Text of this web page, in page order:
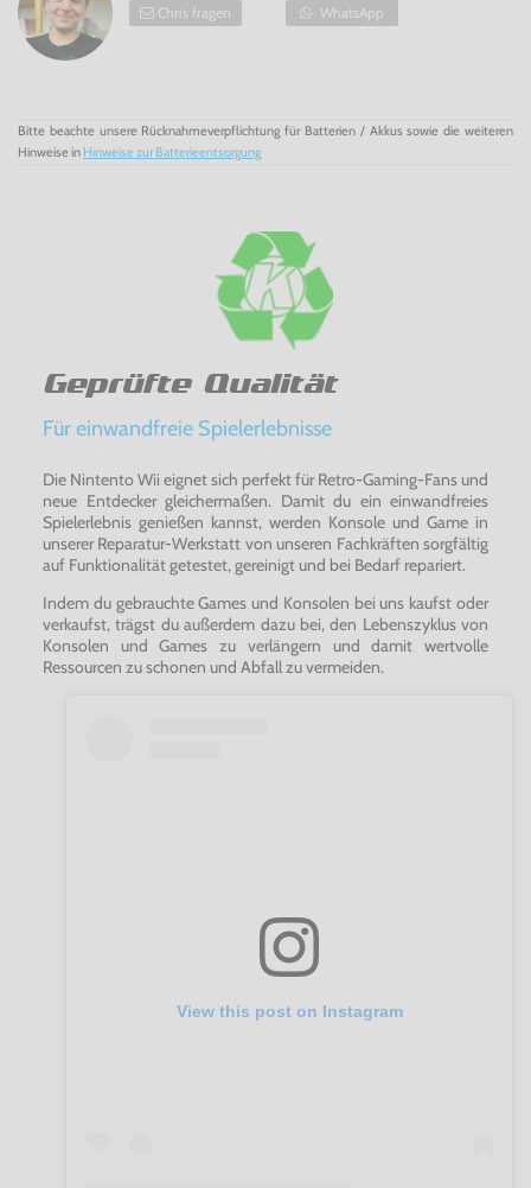
Chris fragen WhatsApp
Bitte beachte unsere Rücknahmeverpflichtung für Batterien / Akkus sowie die weiteren
Hinweise in Hinweise zur Batterieentsorgung
Geprüfte Qualität
Für einwandfreie Spielerlebnisse
Die Nintento Wii eignet sich perfekt für Retro-Gaming-Fans und
neue Entdecker gleichermaßen. Damit du ein einwandfreies
Spielerlebnis genießen kannst, werden Konsole und Game in
unserer Reparatur-Werkstatt von unseren Fachkräften sorgfältig
auf Funktionalität getestet, gereinigt und bei Bedarf repariert.
Indem du gebrauchte Games und Konsolen bei uns kaufst oder
verkaufst, trägst du außerdem dazu bei, den Lebenszyklus von
Konsolen und Games zu verlängern und damit wertvolle
Ressourcen zu schonen und Abfall zu vermeiden.
View this post on Instagram